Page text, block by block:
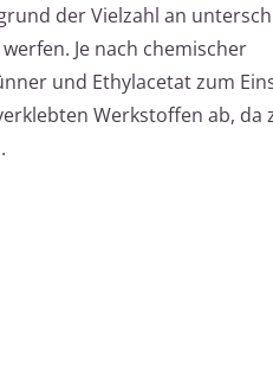
der Vielzahl an
Je nach chemischer
und Ethylacetat zum
Werkstoffen ab, da